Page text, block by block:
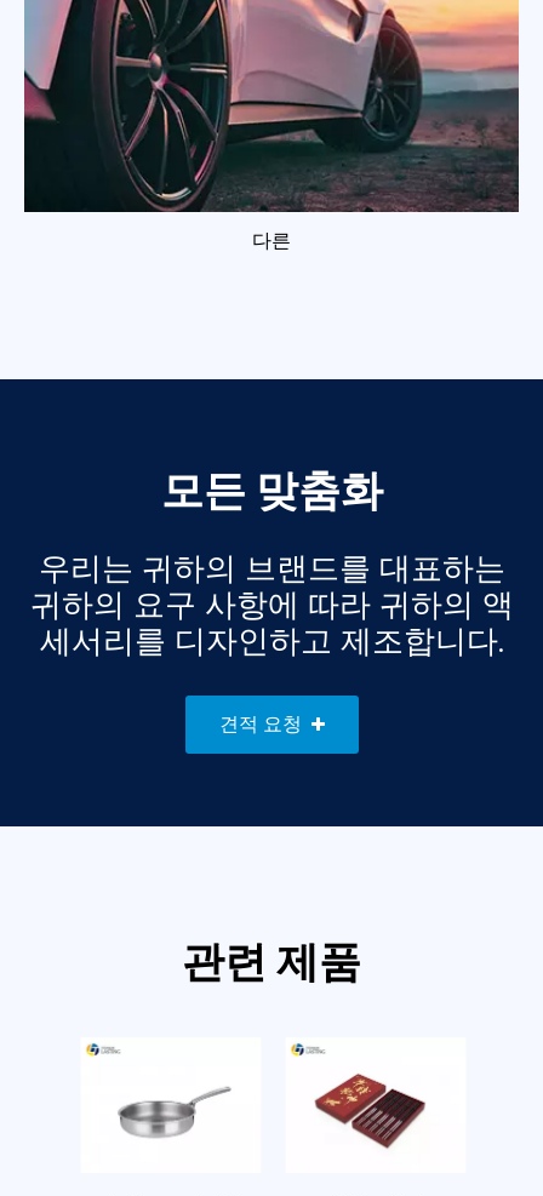
다른
모든 맞춤화
우리는 귀하의 브랜드를 대표하는
귀하의 요구 사항에 따라 귀하의 액
세서리를 디자인하고 제조합니다.
견적 요청
관련 제품